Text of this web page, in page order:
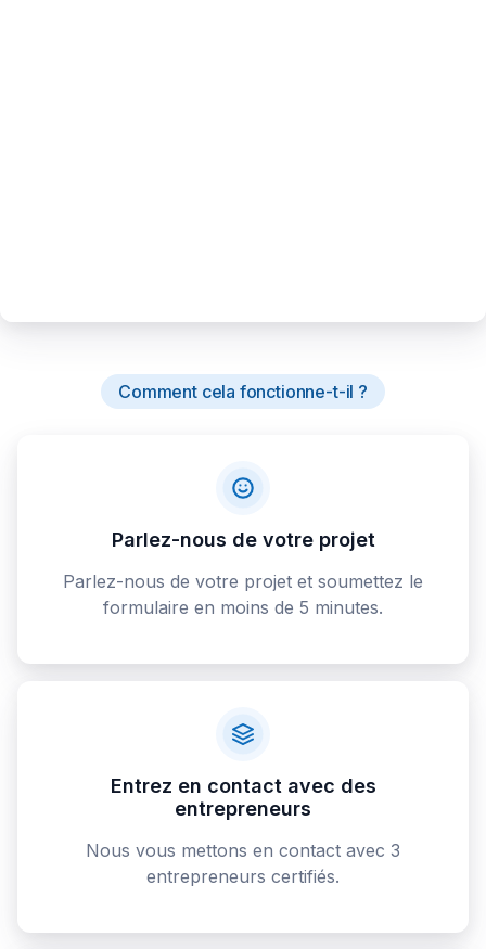
Comment cela fonctionne-t-il ?
Parlez-nous de votre projet
Parlez-nous de votre projet et soumettez le
formulaire en moins de 5 minutes.
Entrez en contact avec des
entrepreneurs
Nous vous mettons en contact avec 3
entrepreneurs certifiés.